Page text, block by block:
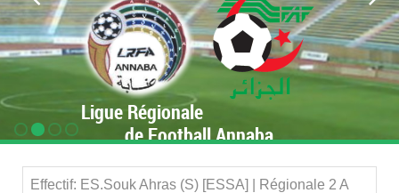
Ligue Régionale
de Football Annaba
Effectif: ES.Souk Ahras (S) [ESSA] | Régionale 2 A